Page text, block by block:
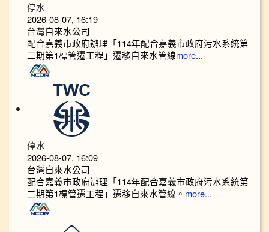
停水
2026-08-07, 16:19
台灣自來水公司
配合嘉義市政府辦理「114年配合嘉義市政府污水系統第
二期第1標管遷工程」遷移自來水管線more...
停水
2026-08-07, 16:09
台灣自來水公司
配合嘉義市政府辦理「114年配合嘉義市政府污水系統第
二期第1標管遷工程」遷移自來水管線。 more...